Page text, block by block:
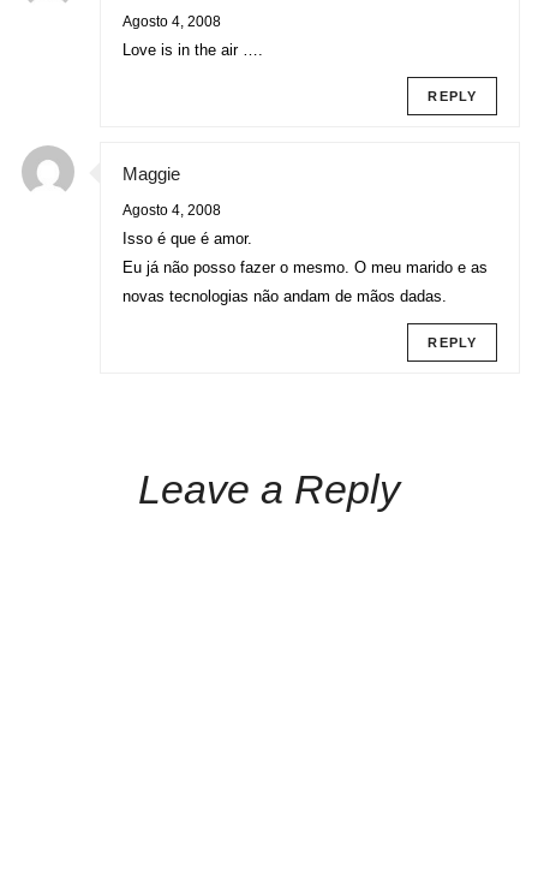
Agosto 4, 2008
Love is in the air ….
REPLY
Maggie
Agosto 4, 2008
Isso é que é amor.
Eu já não posso fazer o mesmo. O meu marido e as
novas tecnologias não andam de mãos dadas.
REPLY
Leave a Reply